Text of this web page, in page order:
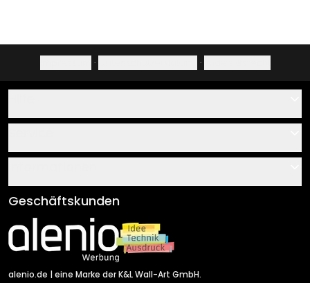
· ·
Über uns
Klebe- und Montageanleitungen
Newsletter An-/Abmeldung
Sendungsverfolgung
AGB
Impressum
Versand & Zahlung
Rücksendung
Geschäftskunden
alenio.de | eine Marke der K&L Wall-Art GmbH.